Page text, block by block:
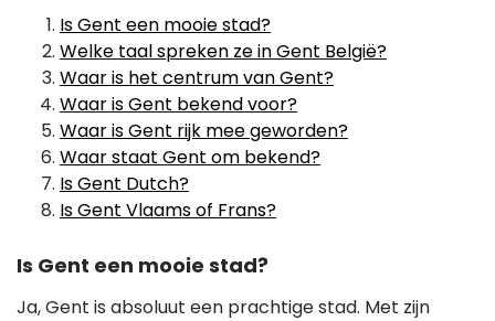
Is Gent een mooie stad?
Welke taal spreken ze in Gent België?
Waar is het centrum van Gent?
Waar is Gent bekend voor?
Waar is Gent rijk mee geworden?
Waar staat Gent om bekend?
Is Gent Dutch?
Is Gent Vlaams of Frans?
Is Gent een mooie stad?
Ja, Gent is absoluut een prachtige stad. Met zijn